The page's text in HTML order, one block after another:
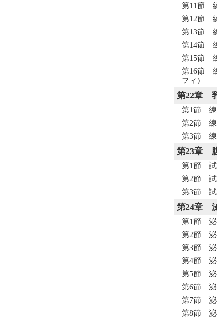
第11節
第12節
第13節
第14節
第15節
第16節
フィ)
第22章
第1節 練
第2節 練
第3節 練
第23章
第1節 試
第2節 試
第3節 試
第24章
第1節 泌
第2節 泌
第3節 泌
第4節 泌
第5節 泌
第6節 泌
第7節 泌
第8節 泌